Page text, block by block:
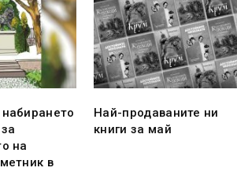
на
в
Най-продаваните ни
книги за май